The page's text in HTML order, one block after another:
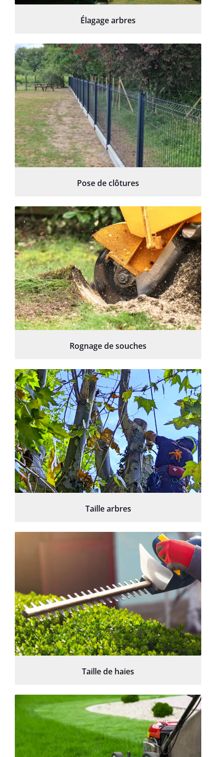
Élagage arbres
Pose de clôtures
Rognage de souches
Taille arbres
Taille de haies